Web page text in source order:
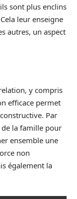
sont plus enclins
leur enseigne
autres, un aspect
y compris
efficace permet
Par
la famille pour
ensemble une
non
également la